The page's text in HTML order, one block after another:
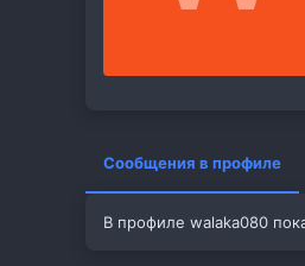
Сообщения в профиле
В профиле walaka080